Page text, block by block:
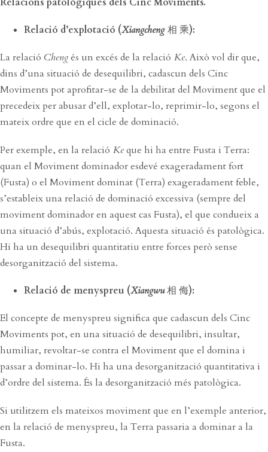
Relació d’explotació (Xiangcheng相 乘):
La relació Chengés un excés de la relació Ke. Això vol dir que,
dins d’una situació de desequilibri, cadascun dels Cinc
Moviments pot aprofitar-se de la debilitat del Moviment que el
precedeix per abusar d’ell, explotar-lo, reprimir-lo, segons el
mateix ordre que en el cicle de dominació.
Per exemple, en la relació Keque hi ha entre Fusta i Terra:
quan el Moviment dominador esdevé exageradament fort
(Fusta) o el Moviment dominat (Terra) exageradament feble,
s’estableix una relació de dominació excessiva (sempre del
moviment dominador en aquest cas Fusta), el que condueix a
una situació d’abús, explotació. Aquesta situació és patològica.
Hi ha un desequilibri quantitatiu entre forces però sense
desorganització del sistema.
Relació de menyspreu (Xiangwu相 侮):
El concepte de menyspreu significa que cadascun dels Cinc
Moviments pot, en una situació de desequilibri, insultar,
humiliar, revoltar-se contra el Moviment que el domina i
passar a dominar-lo. Hi ha una desorganització quantitativa i
d’ordre del sistema. És la desorganització més patològica.
Si utilitzem els mateixos moviment que en l’exemple anterior,
en la relació de menyspreu, la Terra passaria a dominar a la
Fusta.